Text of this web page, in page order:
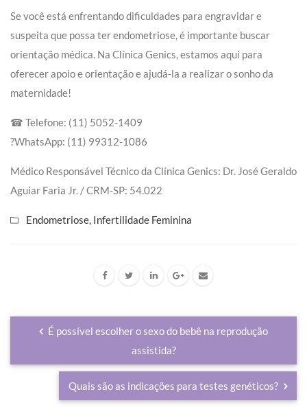
Se você está enfrentando dificuldades para engravidar e
suspeita que possa ter endometriose, é importante buscar
orientação médica. Na Clínica Genics, estamos aqui para
oferecer apoio e orientação e ajudá-la a realizar o sonho da
maternidade!
☎ Telefone: (11) 5052-1409
?WhatsApp: (11) 99312-1086
Médico Responsável Técnico da Clínica Genics: Dr. José Geraldo
Aguiar Faria Jr. / CRM-SP: 54.022
Endometriose, Infertilidade Feminina
É possível escolher o sexo do bebê na reprodução
assistida?
Quais são as indicações para testes genéticos?